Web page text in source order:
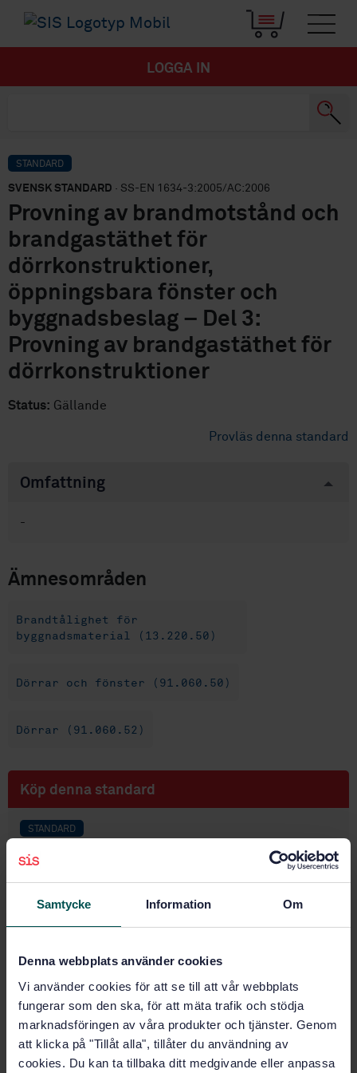
Samtycke Information Om
Denna webbplats använder cookies
Vi använder cookies för att se till att vår webbplats
fungerar som den ska, för att mäta trafik och stödja
marknadsföringen av våra produkter och tjänster. Genom
att klicka på "Tillåt alla", tillåter du användning av
cookies. Du kan ta tillbaka ditt medgivande eller anpassa
LOGGA IN
STANDARD
SVENSK STANDARD · SS-EN 1634-3:2005/AC:2006
Provning av brandmotstånd och
brandgastäthet för
dörrkonstruktioner,
öppningsbara fönster och
byggnadsbeslag – Del 3:
Provning av brandgastäthet för
dörrkonstruktioner
Status: Gällande
Provläs denna standard
Omfattning
-
Ämnesområden
Brandtålighet för
byggnadsmaterial (13.220.50)
Dörrar och fönster (91.060.50)
Dörrar (91.060.52)
Köp denna standard
STANDARD
SVENSK STANDARD · SS-EN 1634-3:2005/AC:2006
Provning av brandmotstånd och brandgastäthet för
byggnadsbeslag – Del 3: Provning av brandgastäthet
för dörrkonstruktioner
Prenumerera på standarden - Läs mer
PDF
Lägg i varukorgen